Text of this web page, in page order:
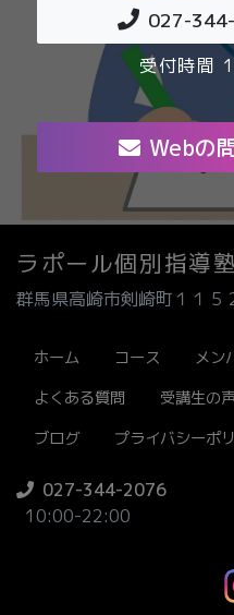
027-
受付時間
Webの
ラポール個別指導塾
群馬県高崎市剣崎町１１５
ホーム コース メン
よくある質問
受講生の
ブログ
プライバシーポ
027-344-2076
10:00-22:00